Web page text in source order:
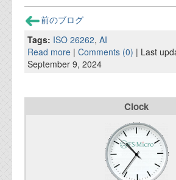
お問い合わせフォーム
前のブログ
Tags: ISO 26262, AI
Read more | Comments (0) | Last
September 9, 2024
Clock